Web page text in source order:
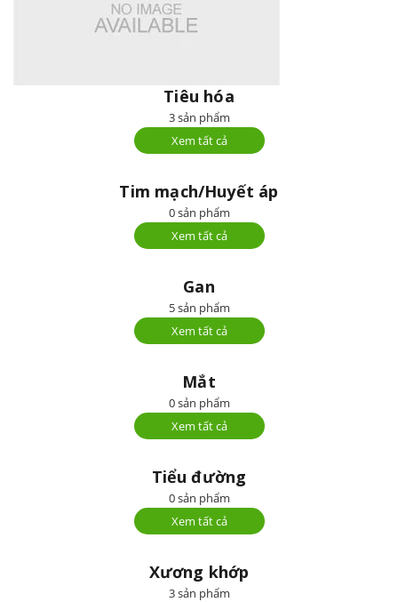
Tiêu hóa
3 sản phẩm
Xem tất cả
Tim mạch/Huyết áp
0 sản phẩm
Xem tất cả
Gan
5 sản phẩm
Xem tất cả
Mắt
0 sản phẩm
Xem tất cả
Tiểu đường
0 sản phẩm
Xem tất cả
Xương khớp
3 sản phẩm